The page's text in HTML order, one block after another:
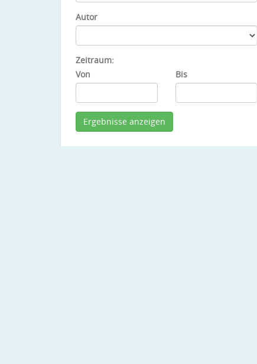
Autor
Zeitraum:
Von
Bis